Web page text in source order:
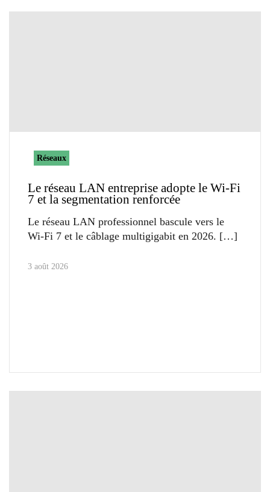
Réseaux
Le réseau LAN entreprise adopte le Wi-Fi
7 et la segmentation renforcée
Le réseau LAN professionnel bascule vers le
Wi-Fi 7 et le câblage multigigabit en 2026.
3 août 2026